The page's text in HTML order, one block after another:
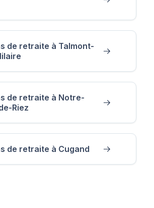
de retraite à Talmont-
de retraite à Notre-
Riez
de retraite à Cugand